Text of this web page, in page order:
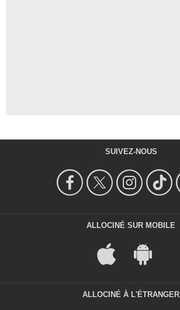
SUIVEZ-NOUS
ALLOCINÉ SUR MOBILE
ALLOCINÉ À L'ÉTRANGER